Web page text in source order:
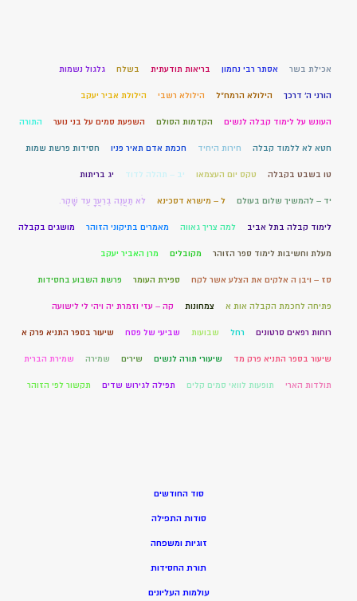
אכילת בשר אסתר רבי נחמון בריאות תודעתית בשלח גלגול נשמות
הורני ה' דרכך הילולא הרמח"ל הילולא רשבי הילולת אביר יעקב
העונש על לימוד קבלה לנשים הקדמות הסולם השפעת סמים על בני נוער התורה
חטא לא ללמוד קבלה חירות היחיד חכמת אדם תאיר פניו חסידות פרשת שמות
טו בשבט בקבלה טקס יום העצמאו יב – תהלה לדוד יג בריתות
יד – להמשיך שלום בעולם ל – מישרא דסכינא לֹא תַעֲנֶה בְרֵעֲךָ עֵד שָׁקֶר.
לימוד קבלה בתל אביב למה צריך גאווה מאמרים בתיקוני הזוהר מושגים בקבלה
מעלת וחשיבות לימוד ספר הזוהר מקובלים מרן האביר יעקב
סז – ויבן ה אלקים את הצלע אשר לקח ספירת העומר פרשת השבוע בחסידות
פתיחה לחכמת הקבלה אות א צמחונות קה – עזי וזמרת יה ויהי לי לישועה
רוחות רפאים סרטונים רחל שבועות שביעי של פסח שיעור בספר התניא פרק א
שיעור בספר התניא פרק מד שיעורי תורה לנשים שירים שמירה שמירת הברית
תולדות הארי תופעות לוואי סמים קלים תפילה לגירוש שדים תקשור לפי הזוהר
סוד החודשים
סודות התפילה
זוגיות ומשפחה
תורת החסידות
עולמות העליונים